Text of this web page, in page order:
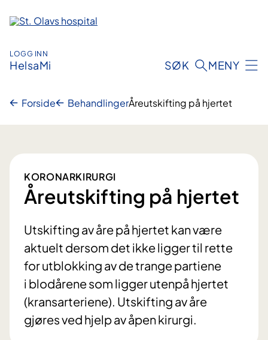
innhold
LOGG INN
HelsaMi SØK MENY
Forside BehandlingerÅreutskifting på hjertet
KORONARKIRURGI
Åreutskifting på hjertet
Utskifting av åre på hjertet kan være
aktuelt dersom det ikke ligger til rette
for utblokking av de trange partiene
i blodårene som ligger utenpå hjertet
(kransarteriene). Utskifting av åre
gjøres ved hjelp av åpen kirurgi.